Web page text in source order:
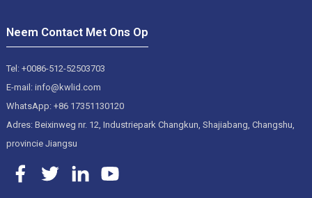
Neem Contact Met Ons Op
Tel: +0086-512-52503703
E-mail: info@kwlid.com
WhatsApp: +86 17351130120
Adres: Beixinweg nr. 12, Industriepark Changkun, Shajiabang, Changshu,
provincie Jiangsu